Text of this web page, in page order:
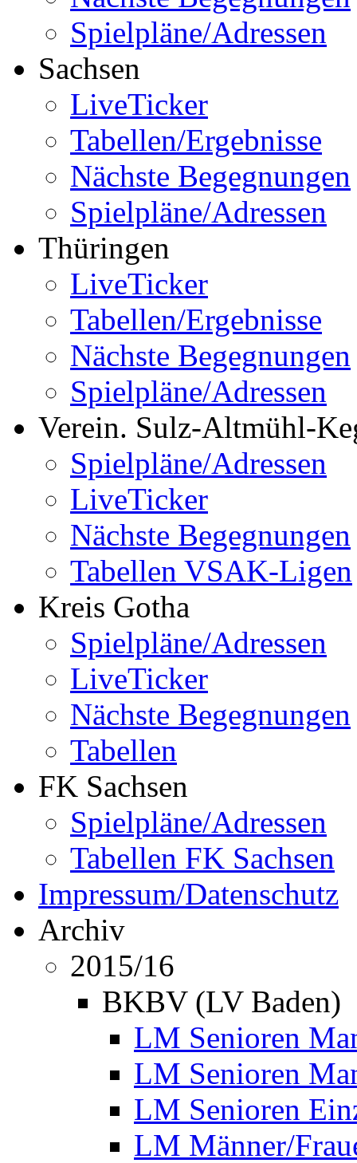
Spielpläne/Adressen
Sachsen
LiveTicker
Tabellen/Ergebnisse
Nächste Begegnungen
Spielpläne/Adressen
Thüringen
LiveTicker
Tabellen/Ergebnisse
Nächste Begegnungen
Spielpläne/Adressen
Verein. Sulz-Altmühl-
Spielpläne/Adressen
LiveTicker
Nächste Begegnungen
Tabellen VSAK-Ligen
Kreis Gotha
Spielpläne/Adressen
LiveTicker
Nächste Begegnungen
Tabellen
FK Sachsen
Spielpläne/Adressen
Tabellen FK Sachsen
Impressum/Datenschutz
Archiv
2015/16
BKBV (LV Baden)
LM Senioren
LM Senioren
LM Senioren
LM Männer/